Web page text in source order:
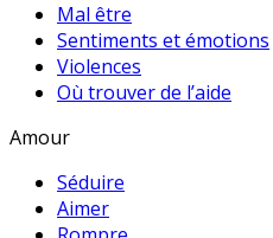
Mal être
Sentiments et émotions
Violences
Où trouver de l’aide
Amour
Séduire
Aimer